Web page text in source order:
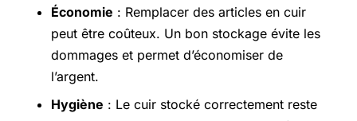
Économie : Remplacer des articles en cuir
peut être coûteux. Un bon stockage évite les
dommages et permet d’économiser de
l’argent.
Hygiène : Le cuir stocké correctement reste